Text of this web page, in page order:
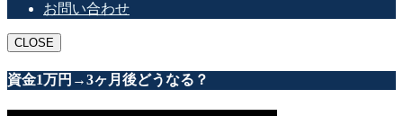
お問い合わせ
CLOSE
資金1万円→3ヶ月後どうなる？